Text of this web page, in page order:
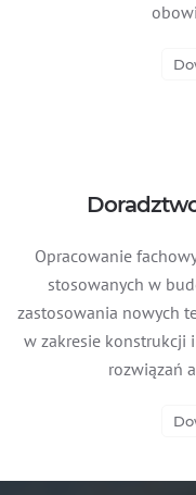
Opracowanie
stosowanych w
zastosowania nowych
w zakresie konstrukcji
rozwiązań